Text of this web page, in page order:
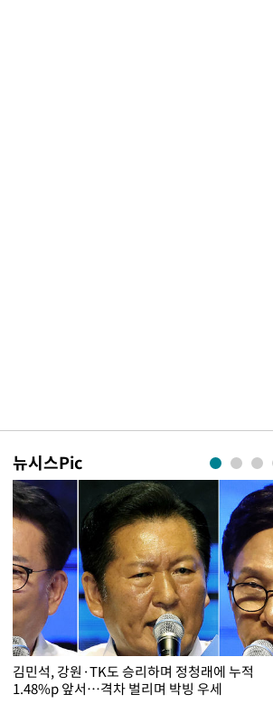
뉴시스Pic
김민석, 강원·TK도 승리하며 정청래에 누적
1.48%p 앞서…격차 벌리며 박빙 우세